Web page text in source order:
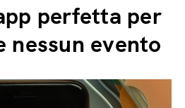
perfetta per
nessun evento